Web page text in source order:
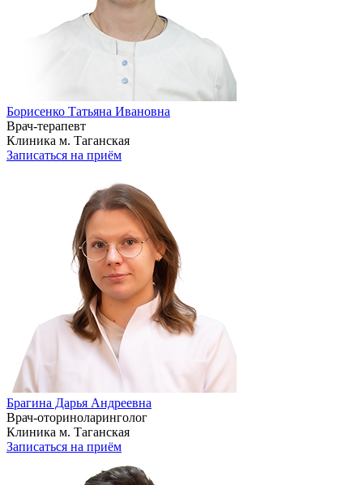
Борисенко Татьяна Ивановна
Врач-терапевт
Клиника м. Таганская
Записаться на приём
Брагина Дарья Андреевна
Врач-оториноларинголог
Клиника м. Таганская
Записаться на приём